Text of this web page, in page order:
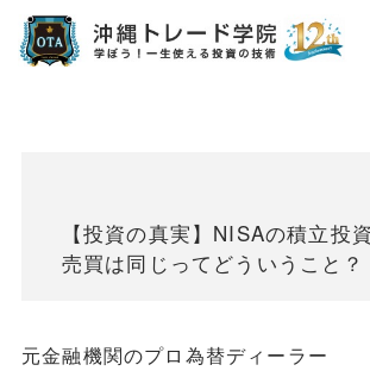
【投資の真実】NISAの積立投
売買は同じってどういうこと？
元金融機関のプロ為替ディーラー